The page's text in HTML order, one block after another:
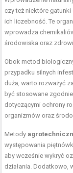
czy też niektóre
ich liczebność. Te
wprowadza
środowiska oraz
Obok metod
przypadku silnych
duża, warto rozważyć
być stosowane
dotyczącymi ochrony
organizmów oraz
Metody
występowania
aby wcześnie wykryć
działania. Dodatkowo,